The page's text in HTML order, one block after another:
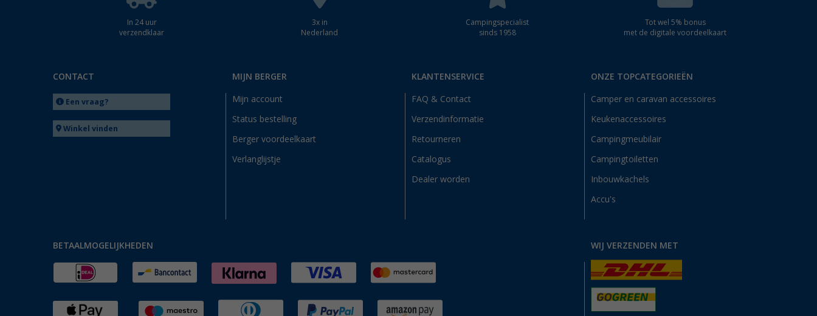
In 24 uur
verzendklaar
3x in
Nederland
Campingspecialist
sinds 1958
Tot wel 5% bonus
met de digitale voordeelkaart
CONTACT
Een vraag?
Winkel vinden
MIJN BERGER
Mijn account
Status bestelling
Berger voordeelkaart
Verlanglijstje
KLANTENSERVICE
FAQ & Contact
Verzendinformatie
Retourneren
Catalogus
Dealer worden
ONZE TOPCATEGORIEËN
Camper en caravan accessoires
Keukenaccessoires
Campingmeubilair
Campingtoiletten
Inbouwkachels
Accu's
BETAALMOGELIJKHEDEN WIJ VERZENDEN MET